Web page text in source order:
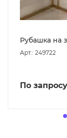
Рубашка на
Арт.: 249722
По запросу